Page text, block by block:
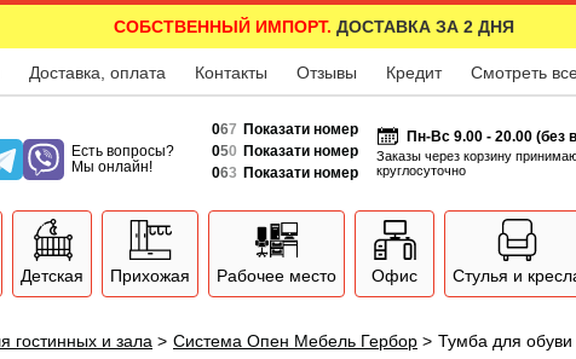
СОБСТВЕННЫЙ ИМПОРТ. ДОСТАВКА ЗА 2 ДНЯ
Доставка, оплата Контакты Отзывы Кредит Смотреть
Есть вопросы?
Мы онлайн!
067 Показати номер
050 Показати номер
063 Показати номер
Пн-Вс 9.00 - 20.00 (без
Заказы через корзину
круглосуточно
Детская Прихожая Рабочее место Офис Стулья и
гостинных и зала > Система Опен Мебель Гербор > Тумба для